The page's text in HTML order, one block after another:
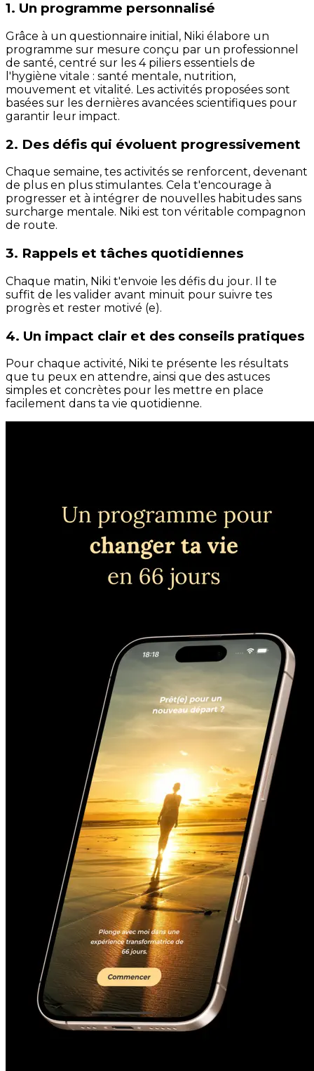
1. Un programme personnalisé
Grâce à un questionnaire initial, Niki élabore un
programme sur mesure conçu par un professionnel
de santé, centré sur les 4 piliers essentiels de
l'hygiène vitale : santé mentale, nutrition,
mouvement et vitalité. Les activités proposées sont
basées sur les dernières avancées scientifiques pour
garantir leur impact.
2. Des défis qui évoluent progressivement
Chaque semaine, tes activités se renforcent, devenant
de plus en plus stimulantes. Cela t'encourage à
progresser et à intégrer de nouvelles habitudes sans
surcharge mentale. Niki est ton véritable compagnon
de route.
3. Rappels et tâches quotidiennes
Chaque matin, Niki t'envoie les défis du jour. Il te
suffit de les valider avant minuit pour suivre tes
progrès et rester motivé (e).
4. Un impact clair et des conseils pratiques
Pour chaque activité, Niki te présente les résultats
que tu peux en attendre, ainsi que des astuces
simples et concrètes pour les mettre en place
facilement dans ta vie quotidienne.